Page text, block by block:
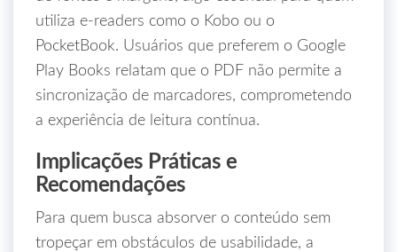
utiliza e‑readers como o Kobo ou o
PocketBook. Usuários que preferem o Google
Play Books relatam que o PDF não permite a
sincronização de marcadores, comprometendo
a experiência de leitura contínua.
Implicações Práticas e
Recomendações
Para quem busca absorver o conteúdo sem
tropeçar em obstáculos de usabilidade, a